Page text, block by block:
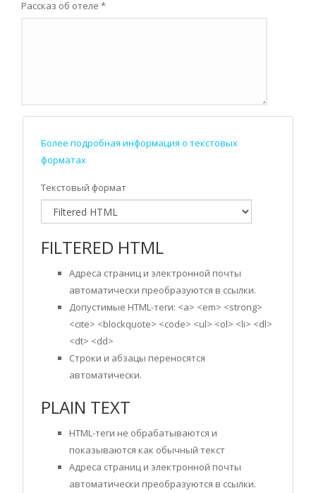
Рассказ об отеле *
Более подробная информация о текстовых
форматах
Текстовый формат
FILTERED HTML
Адреса страниц и электронной почты
автоматически преобразуются в ссылки.
Допустимые HTML-теги: <a> <em> <strong>
<cite> <blockquote> <code> <ul> <ol> <li> <dl>
<dt> <dd>
Строки и абзацы переносятся
автоматически.
PLAIN TEXT
HTML-теги не обрабатываются и
показываются как обычный текст
Адреса страниц и электронной почты
автоматически преобразуются в ссылки.